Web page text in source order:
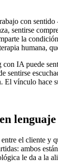
con
sentirse
la
humana,
IA puede
sentirse
El vínculo hace
el cliente y
ambos
le da a la